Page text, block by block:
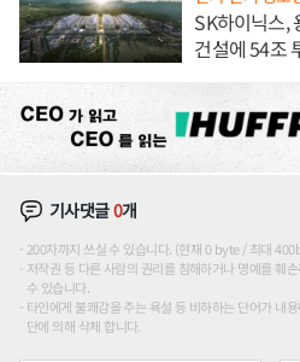
SK하이닉스,
건설에 54조
기사댓글0개
200자까지 쓰실 수 있습니다. (현재 0 byte / 최대
저작권 등 다른 사람의 권리를 침해하거나 명예를 훼
수 있습니다.
타인에게 불쾌감을 주는 욕설 등 비하하는 단어가 내
단에 의해 삭제 합니다.